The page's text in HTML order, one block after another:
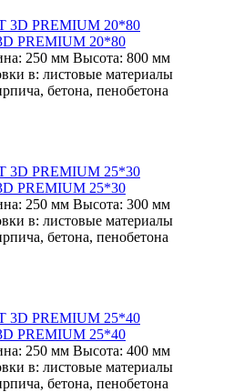
PREMIUM 20*80
250 мм Высота: 800 мм
в: листовые материалы
бетона, пенобетона
PREMIUM 25*30
250 мм Высота: 300 мм
в: листовые материалы
бетона, пенобетона
PREMIUM 25*40
250 мм Высота: 400 мм
в: листовые материалы
бетона, пенобетона